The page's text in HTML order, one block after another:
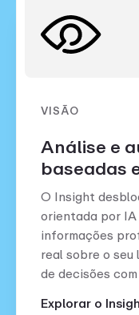
VISÃO
Análise e
baseadas
O Insight
orientada por
informações
real sobre o
de decisões
Explorar o